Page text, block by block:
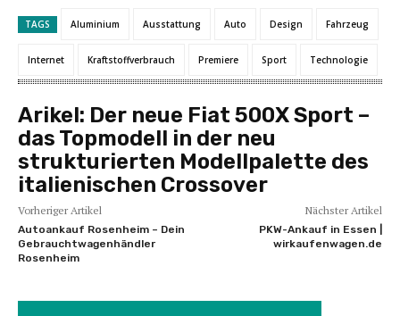
TAGS Aluminium Ausstattung Auto Design Fahrzeug
Internet Kraftstoffverbrauch Premiere Sport Technologie
Arikel: Der neue Fiat 500X Sport –
das Topmodell in der neu
strukturierten Modellpalette des
italienischen Crossover
Vorheriger Artikel
Autoankauf Rosenheim – Dein
Gebrauchtwagenhändler
Rosenheim
Nächster Artikel
PKW-Ankauf in Essen |
wirkaufenwagen.de